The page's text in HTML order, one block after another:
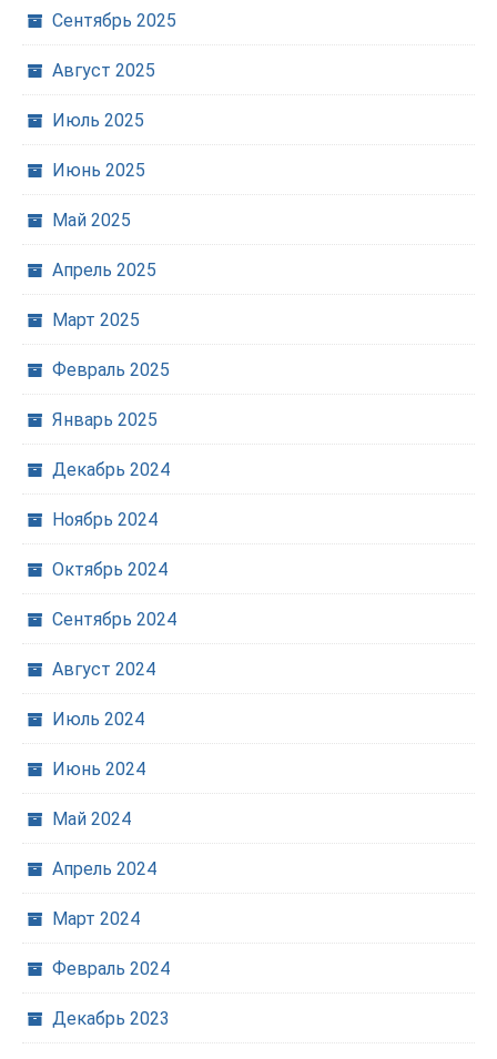
Сентябрь 2025
Август 2025
Июль 2025
Июнь 2025
Май 2025
Апрель 2025
Март 2025
Февраль 2025
Январь 2025
Декабрь 2024
Ноябрь 2024
Октябрь 2024
Сентябрь 2024
Август 2024
Июль 2024
Июнь 2024
Май 2024
Апрель 2024
Март 2024
Февраль 2024
Декабрь 2023